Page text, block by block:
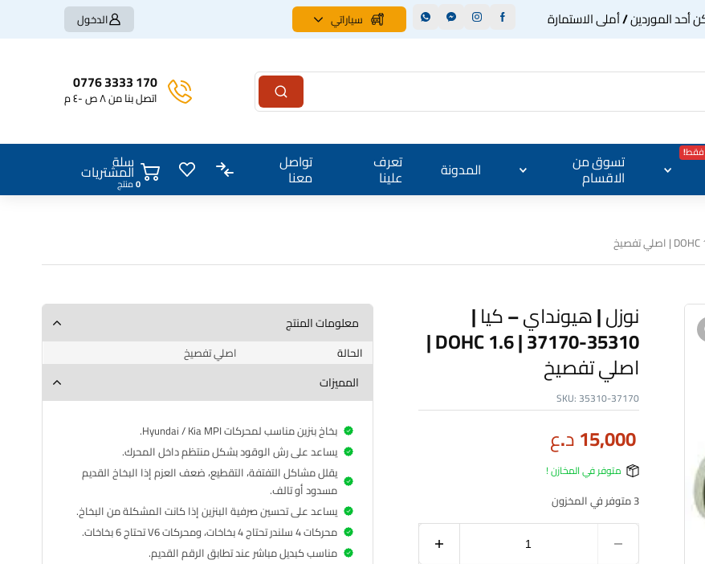
أحد الموردين / أملى الاستمارة سياراتي الدخول
170 3333 0776
اتصل بنا من ٨ ص -٤ م
فقط! تسوق من
الاقسام المدونة تعرف
علينا
تواصل
معنا
سلة
المشتريات0منتج
نوزل | هيونداي – كيا |
35310-37170 | 1.6 DOHC |
اصلي تفصيخ
SKU:35310-37170
15,000د.ع
متوفر في المخازن !
3 متوفر في المخزون
معلومات المنتج
الحالة اصلي تفصيخ
المميزات
بخاخ بنزين مناسب لمحركات Hyundai / Kia MPI.
يساعد على رش الوقود بشكل منتظم داخل المحرك.
يقلل مشاكل التفتفة، التقطيع، ضعف العزم إذا البخاخ القديم
مسدود أو تالف.
يساعد على تحسين صرفية البنزين إذا كانت المشكلة من البخاخ.
محركات 4 سلندر تحتاج 4 بخاخات، ومحركات V6 تحتاج 6 بخاخات.
مناسب كبديل مباشر عند تطابق الرقم القديم.